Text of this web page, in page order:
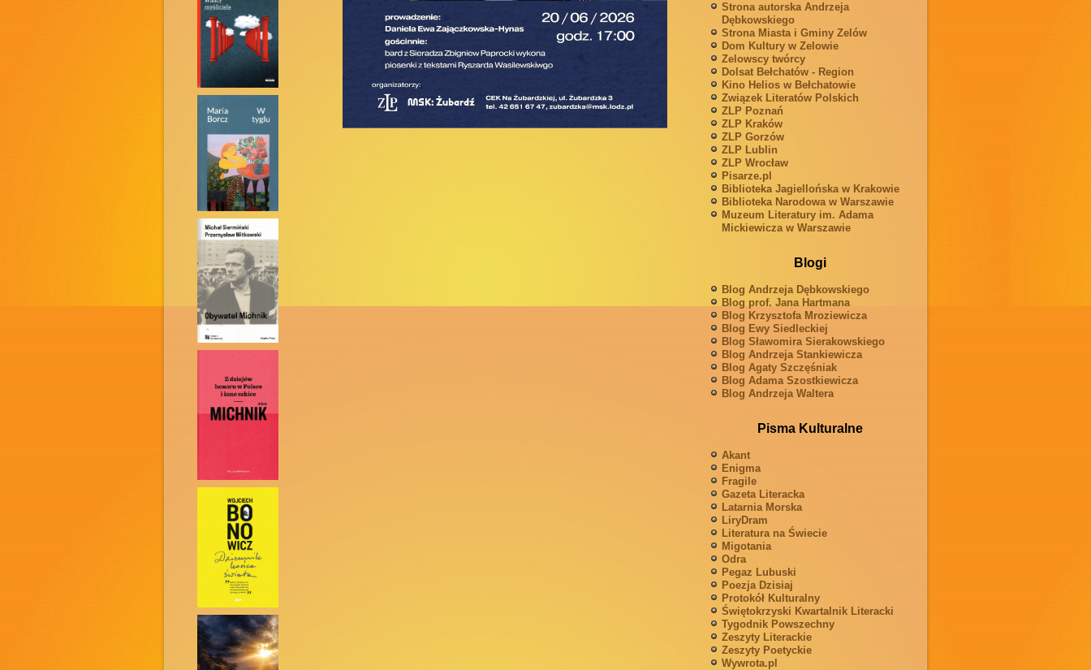
Strona autorska Andrzeja
Dębkowskiego
Strona Miasta i Gminy Zelów
Dom Kultury w Zelowie
Zelowscy twórcy
Dolsat Bełchatów - Region
Kino Helios w Bełchatowie
Związek Literatów Polskich
ZLP Poznań
ZLP Kraków
ZLP Gorzów
ZLP Lublin
ZLP Wrocław
Pisarze.pl
Biblioteka Jagiellońska w Krakowie
Biblioteka Narodowa w Warszawie
Muzeum Literatury im. Adama
Mickiewicza w Warszawie
Blogi
Blog Andrzeja Dębkowskiego
Blog prof. Jana Hartmana
Blog Krzysztofa Mroziewicza
Blog Ewy Siedleckiej
Blog Sławomira Sierakowskiego
Blog Andrzeja Stankiewicza
Blog Agaty Szczęśniak
Blog Adama Szostkiewicza
Blog Andrzeja Waltera
Pisma Kulturalne
Akant
Enigma
Fragile
Gazeta Literacka
Latarnia Morska
LiryDram
Literatura na Świecie
Migotania
Odra
Pegaz Lubuski
Poezja Dzisiaj
Protokół Kulturalny
Świętokrzyski Kwartalnik Literacki
Tygodnik Powszechny
Zeszyty Literackie
Zeszyty Poetyckie
Wywrota.pl